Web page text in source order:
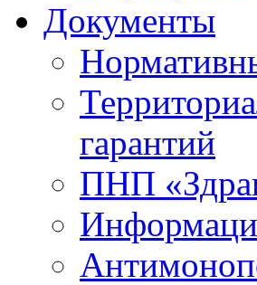
Документы
гарантий
ПНП